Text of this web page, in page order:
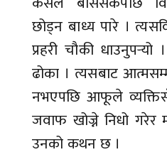
छोड्न बाध्य पारे ।
प्रहरी चौकी
ढोका । त्यसबाट
नभएपछि आफूले
जवाफ खोज्ने निधो गरेर
उनको कथन छ ।